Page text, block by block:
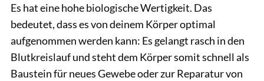
Es hat eine hohe biologische Wertigkeit. Das
bedeutet, dass es von deinem Körper optimal
aufgenommen werden kann: Es gelangt rasch in den
Blutkreislauf und steht dem Körper somit schnell als
Baustein für neues Gewebe oder zur Reparatur von